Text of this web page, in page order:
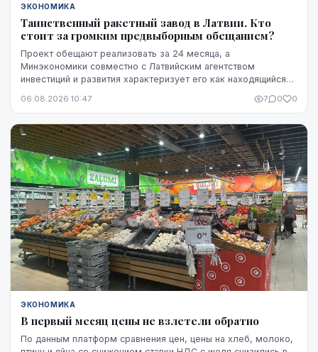
ЭКОНОМИКА
Таинственный ракетный завод в Латвии. Кто
стоит за громким предвыборным обещанием?
Проект обещают реализовать за 24 месяца, а
Минэкономики совместно с Латвийским агентством
инвестиций и развития характеризует его как находящийся
ни модель ракет, ни владелец технологий, ни
необходимого финансирования уже обеспечена и на чем
основан прогноз экспорта.
06.08.2026 10:47 7 0 0
ЭКОНОМИКА
В первый месяц цены не взлетели обратно
По данным платформ сравнения цен, цены на хлеб, молоко,